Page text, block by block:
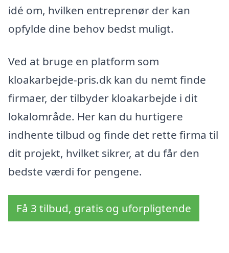
idé om, hvilken entreprenør der kan
opfylde dine behov bedst muligt.
Ved at bruge en platform som
kloakarbejde-pris.dk kan du nemt finde
firmaer, der tilbyder kloakarbejde i dit
lokalområde. Her kan du hurtigere
indhente tilbud og finde det rette firma til
dit projekt, hvilket sikrer, at du får den
bedste værdi for pengene.
Få 3 tilbud, gratis og uforpligtende